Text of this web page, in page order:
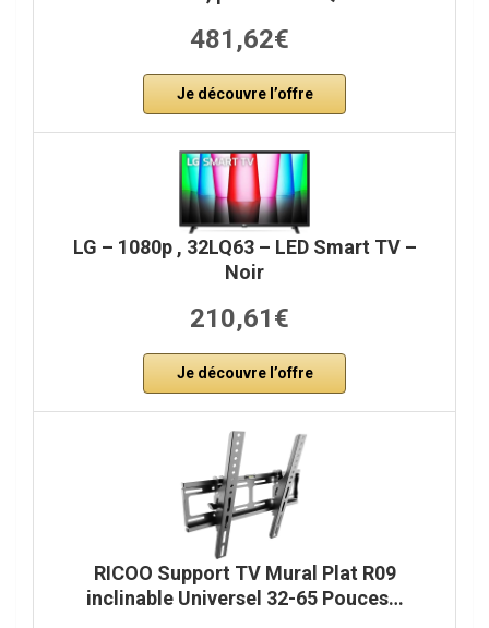
481,62€
Je découvre l’offre
LG – 1080p , 32LQ63 – LED Smart TV –
Noir
210,61€
Je découvre l’offre
RICOO Support TV Mural Plat R09
inclinable Universel 32-65 Pouces…